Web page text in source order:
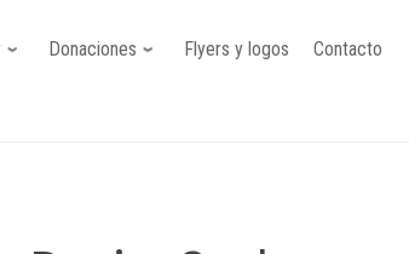
Donaciones Flyers y logos Contacto